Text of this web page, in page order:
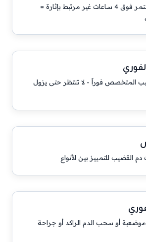
انتصاب مستمر فوق 4 ساعات غير مرتبط بإثارة =
المتخصص فوراً - لا تنتظر حتى يزول
دم القضيب للتمييز بين الأنواع
أو سحب الدم الراكد أو جراحة